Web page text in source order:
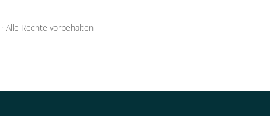
· Alle Rechte vorbehalten